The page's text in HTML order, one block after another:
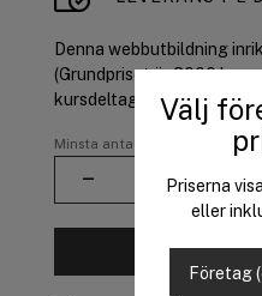
Denna webbutbildning
(Grundpriset är 3000 kr ex
kursdeltagare)
Minsta antal att beställa: 5
Lägg i
Välj
Priserna
eller
Företag